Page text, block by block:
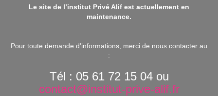
Le site de l’institut Privé Alif est actuellement en
maintenance.
Pour toute demande d’informations, merci de nous contacter au
:
Tél : 05 61 72 15 04 ou
contact@institut-prive-alif.fr